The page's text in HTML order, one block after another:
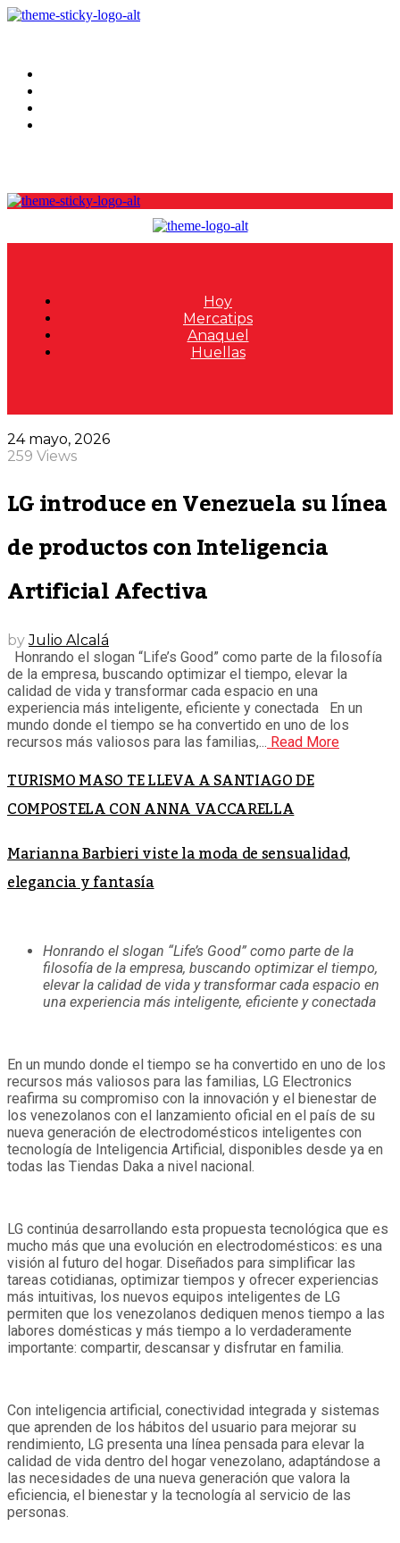
Hoy
Mercatips
Anaquel
Huellas
24 mayo, 2026
259 Views
LG introduce en Venezuela su línea
de productos con Inteligencia
Artificial Afectiva
byJulio Alcalá
Honrando el slogan “Life’s Good” como parte de la filosofía
de la empresa, buscando optimizar el tiempo, elevar la
calidad de vida y transformar cada espacio en una
experiencia más inteligente, eficiente y conectada En un
mundo donde el tiempo se ha convertido en uno de los
recursos más valiosos para las familias,... Read More
TURISMO MASO TE LLEVA A SANTIAGO DE
COMPOSTELA CON ANNA VACCARELLA
Marianna Barbieri viste la moda de sensualidad,
elegancia y fantasía
Honrando el slogan “Life’s Good” como parte de la
filosofía de la empresa, buscando optimizar el tiempo,
elevar la calidad de vida y transformar cada espacio en
una experiencia más inteligente, eficiente y conectada
En un mundo donde el tiempo se ha convertido en uno de los
recursos más valiosos para las familias, LG Electronics
reafirma su compromiso con la innovación y el bienestar de
los venezolanos con el lanzamiento oficial en el país de su
nueva generación de electrodomésticos inteligentes con
tecnología de Inteligencia Artificial, disponibles desde ya en
todas las Tiendas Daka a nivel nacional.
LG continúa desarrollando esta propuesta tecnológica que es
mucho más que una evolución en electrodomésticos: es una
visión al futuro del hogar. Diseñados para simplificar las
tareas cotidianas, optimizar tiempos y ofrecer experiencias
más intuitivas, los nuevos equipos inteligentes de LG
permiten que los venezolanos dediquen menos tiempo a las
labores domésticas y más tiempo a lo verdaderamente
importante: compartir, descansar y disfrutar en familia.
Con inteligencia artificial, conectividad integrada y sistemas
que aprenden de los hábitos del usuario para mejorar su
rendimiento, LG presenta una línea pensada para elevar la
calidad de vida dentro del hogar venezolano, adaptándose a
las necesidades de una nueva generación que valora la
eficiencia, el bienestar y la tecnología al servicio de las
personas.